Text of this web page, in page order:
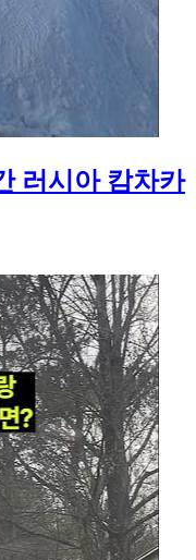
러시아 캄차카